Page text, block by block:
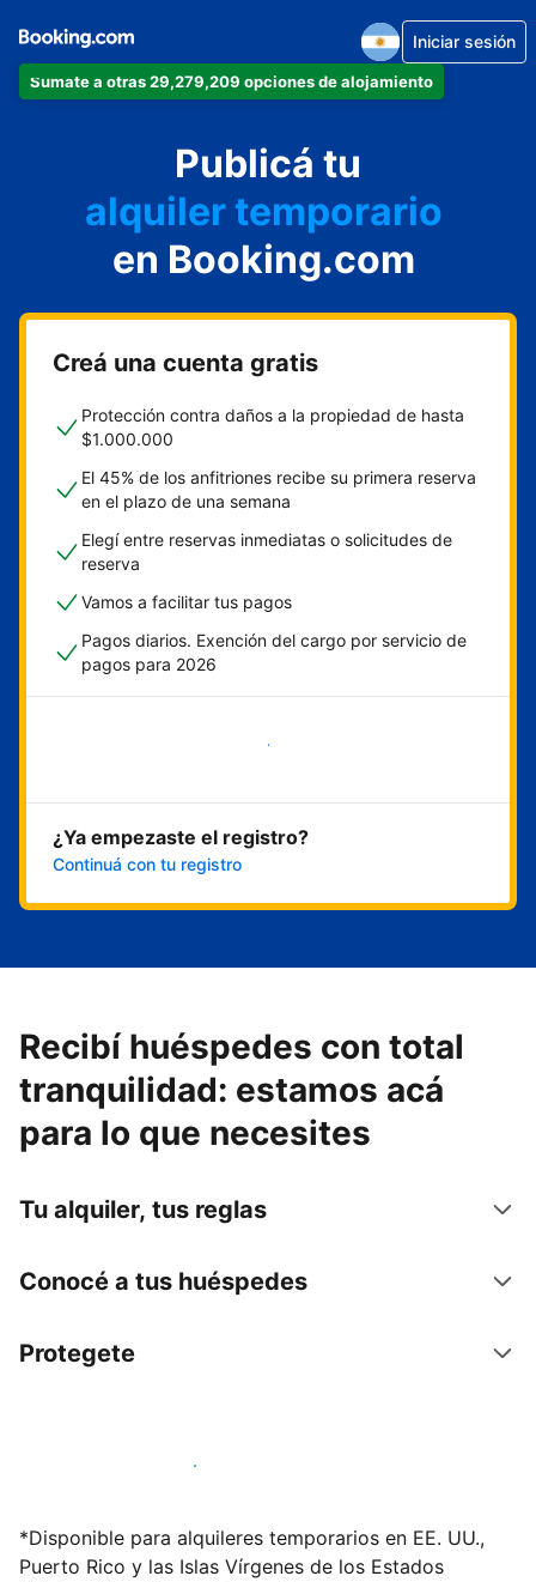
Sumate a otras 29,279,209 opciones de alojamiento
Iniciar sesión
Publicá tu
departamento
hotel
alquiler temporario
cabaña
aparthotel
en Booking.com
Creá una cuenta gratis
Protección contra daños a la propiedad de hasta
$1.000.000
El 45% de los anfitriones recibe su primera reserva
en el plazo de una semana
Elegí entre reservas inmediatas o solicitudes de
reserva
Vamos a facilitar tus pagos
Pagos diarios. Exención del cargo por servicio de
pagos para 2026
Empezar ahora
¿Ya empezaste el registro?
Continuá con tu registro
Recibí huéspedes con total
tranquilidad: estamos acá
para lo que necesites
Tu alquiler, tus reglas
Conocé a tus huéspedes
Protegete
Publicá en nuestra plataforma hoy
*Disponible para alquileres temporarios en EE. UU.,
Puerto Rico y las Islas Vírgenes de los Estados